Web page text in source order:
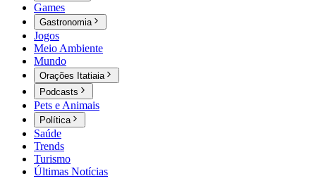
Games
Gastronomia
Jogos
Meio Ambiente
Mundo
Orações Itatiaia
Podcasts
Pets e Animais
Política
Saúde
Trends
Turismo
Últimas Notícias